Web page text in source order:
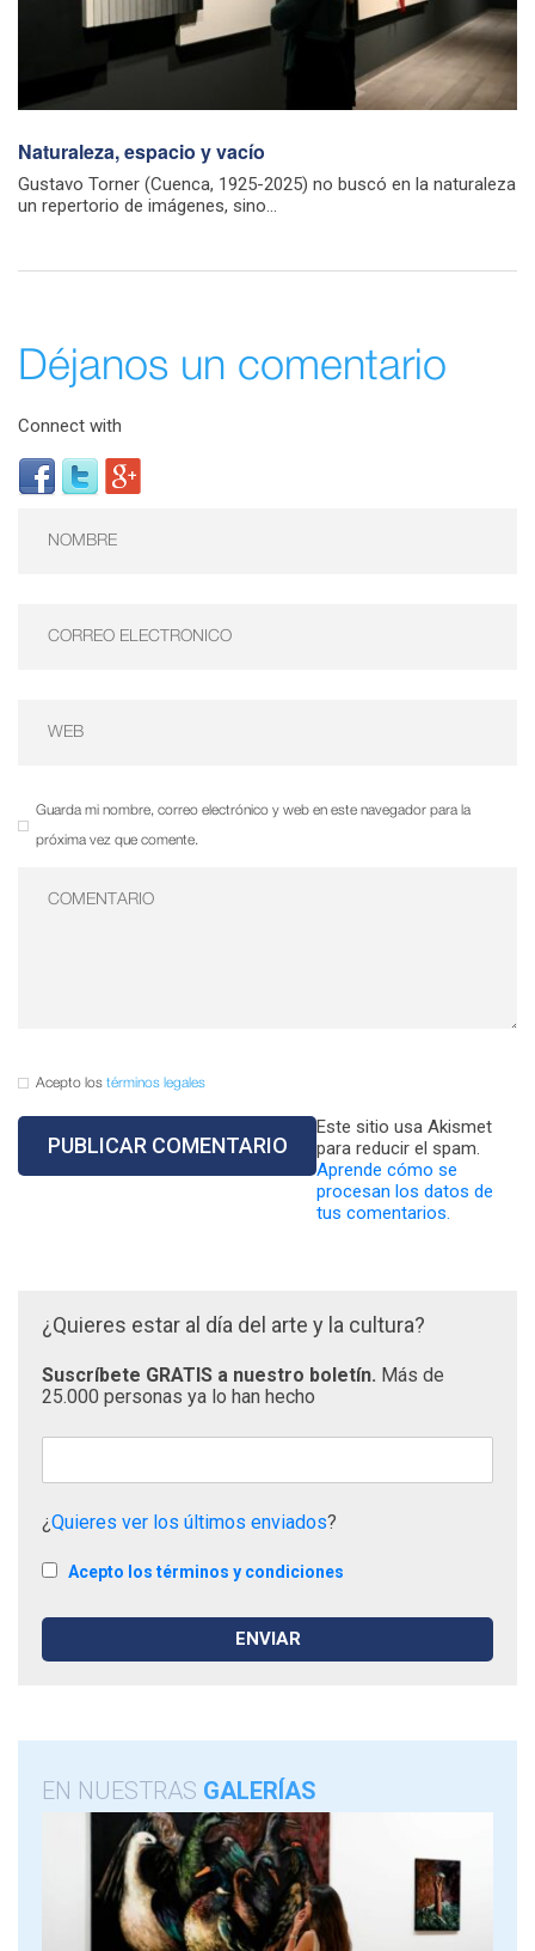
Naturaleza, espacio y vacío
Gustavo Torner (Cuenca, 1925-2025) no buscó en la naturaleza
un repertorio de imágenes, sino...
Déjanos un comentario
Connect with
Guarda mi nombre, correo electrónico y web en este navegador para la
próxima vez que comente.
Acepto los términos legales
Este sitio usa Akismet
para reducir el spam.
Aprende cómo se
procesan los datos de
tus comentarios.
¿Quieres estar al día del arte y la cultura?
Suscríbete GRATIS a nuestro boletín. Más de
25.000 personas ya lo han hecho
¿Quieres ver los últimos enviados?
Acepto los términos y condiciones
EN NUESTRAS GALERÍAS